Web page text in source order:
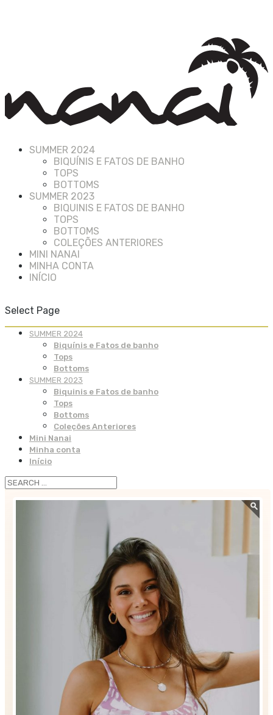
SUMMER 2024
BIQUÍNIS E FATOS DE BANHO
TOPS
BOTTOMS
SUMMER 2023
BIQUINIS E FATOS DE BANHO
TOPS
BOTTOMS
COLEÇÕES ANTERIORES
MINI NANAI
MINHA CONTA
INÍCIO
Select Page
SUMMER 2024
Biquínis e Fatos de banho
Tops
Bottoms
SUMMER 2023
Biquinis e Fatos de banho
Tops
Bottoms
Coleções Anteriores
Mini Nanai
Minha conta
Início